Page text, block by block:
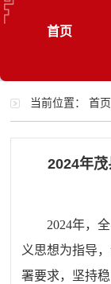
首页
当前位置：首页
2024年
2024年，
义思想为指导
署要求，坚持